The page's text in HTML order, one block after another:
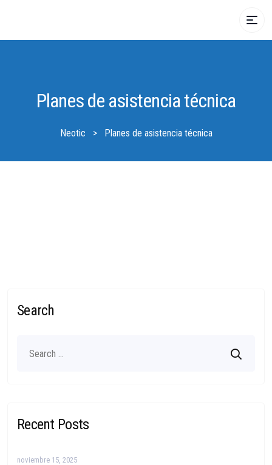
Planes de asistencia técnica
Neotic > Planes de asistencia técnica
Search
Recent Posts
noviembre 15, 2025